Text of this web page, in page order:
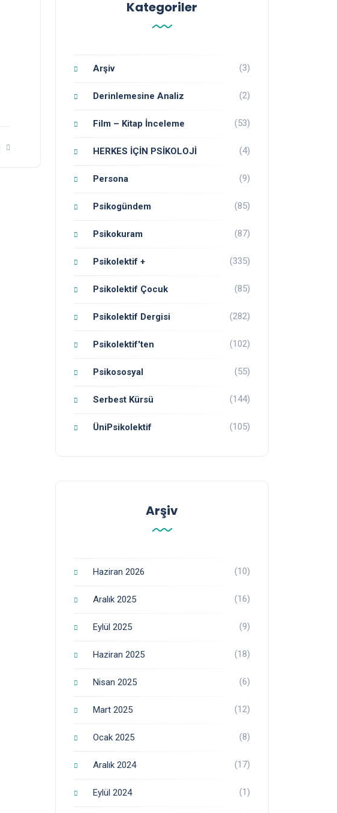
Kategoriler
Arşiv (3)
Derinlemesine Analiz (2)
Film – Kitap İnceleme (53)
HERKES İÇİN PSİKOLOJİ (4)
Persona (9)
Psikogündem (85)
Psikokuram (87)
Psikolektif + (335)
Psikolektif Çocuk (85)
Psikolektif Dergisi (282)
Psikolektif'ten (102)
Psikososyal (55)
Serbest Kürsü (144)
ÜniPsikolektif (105)
Arşiv
Haziran 2026 (10)
Aralık 2025 (16)
Eylül 2025 (9)
Haziran 2025 (18)
Nisan 2025 (6)
Mart 2025 (12)
Ocak 2025 (8)
Aralık 2024 (17)
Eylül 2024 (1)